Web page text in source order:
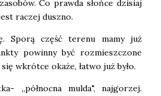
Co prawda słońce dzisiaj
raczej duszno.
Sporą część terenu mamy już
powinny być rozmieszczone
wkrótce okaże, łatwo już było.
,,północna mulda", najgorzej.